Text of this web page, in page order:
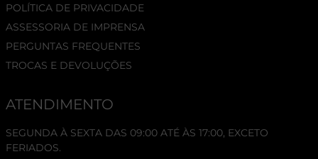
POLÍTICA DE PRIVACIDADE
ASSESSORIA DE IMPRENSA
PERGUNTAS FREQUENTES
TROCAS E DEVOLUÇÕES
ATENDIMENTO
SEGUNDA À SEXTA DAS 09:00 ATÉ ÀS 17:00, EXCETO
FERIADOS.